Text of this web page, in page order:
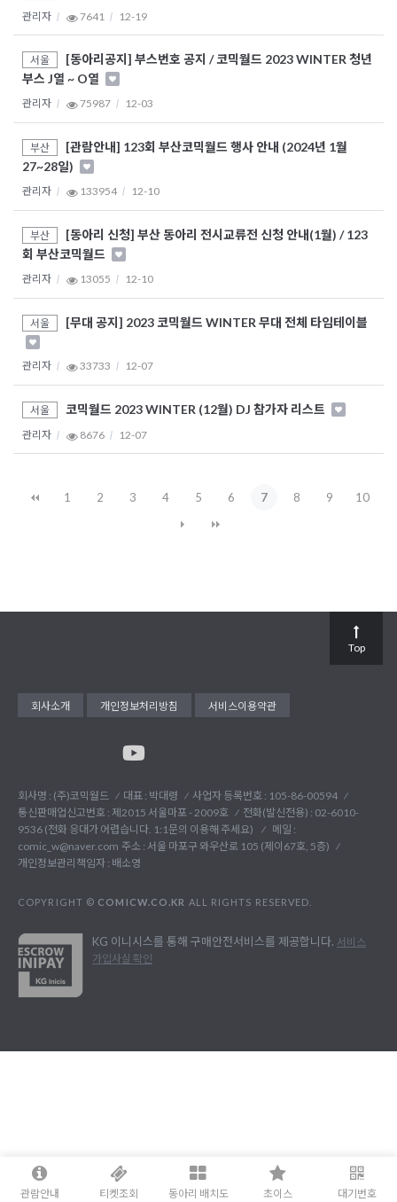
관람안내 티켓조회 동아리 배치도 초이스 대기번호
관리자 7641 12-19
서울
[동아리공지] 부스번호 공지 / 코믹월드 2023 WINTER 청년
부스 J열 ~ O열
관리자 75987 12-03
부산
[관람안내] 123회 부산코믹월드 행사 안내 (2024년 1월
27~28일)
관리자 133954 12-10
부산
[동아리 신청] 부산 동아리 전시교류전 신청 안내(1월) / 123
회 부산코믹월드
관리자 13055 12-10
서울 [무대 공지] 2023 코믹월드 WINTER 무대 전체 타임테이블
관리자 33733 12-07
서울 코믹월드 2023 WINTER (12월) DJ 참가자 리스트
관리자 8676 12-07
1 2 3 4 5 6 7 8 9 10
회사소개 개인정보처리방침 서비스이용약관
회사명 : (주)코믹월드 대표 : 박대령
사업자 등록번호 : 105-86-00594
통신판매업신고번호 : 제2015 서울마포 - 2009호
전화(발신전용) : 02-6010-
9536 (전화 응대가 어렵습니다. 1:1문의 이용해 주세요)
메일 :
comic_w@naver.com 주소 : 서울 마포구 와우산로 105 (제이67호, 5층)
개인정보관리책임자 : 배소영
COPYRIGHT © COMICW.CO.KR ALL RIGHTS RESERVED.
KG 이니시스를 통해 구매안전서비스를 제공합니다. 서비스
가입사실 확인
Top